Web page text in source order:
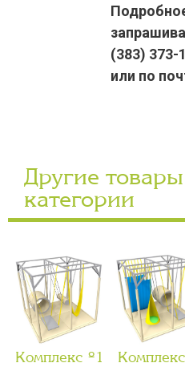
(383) 373-
или по
Другие
категории
Комплекс №1